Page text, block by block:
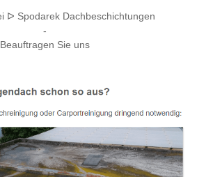
ᐅ Spodarek Dachbeschichtungen
-
Beauftragen Sie uns